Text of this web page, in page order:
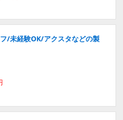
/未経験OK/アクスタなどの製